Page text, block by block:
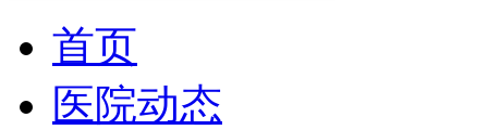
首页
医院动态